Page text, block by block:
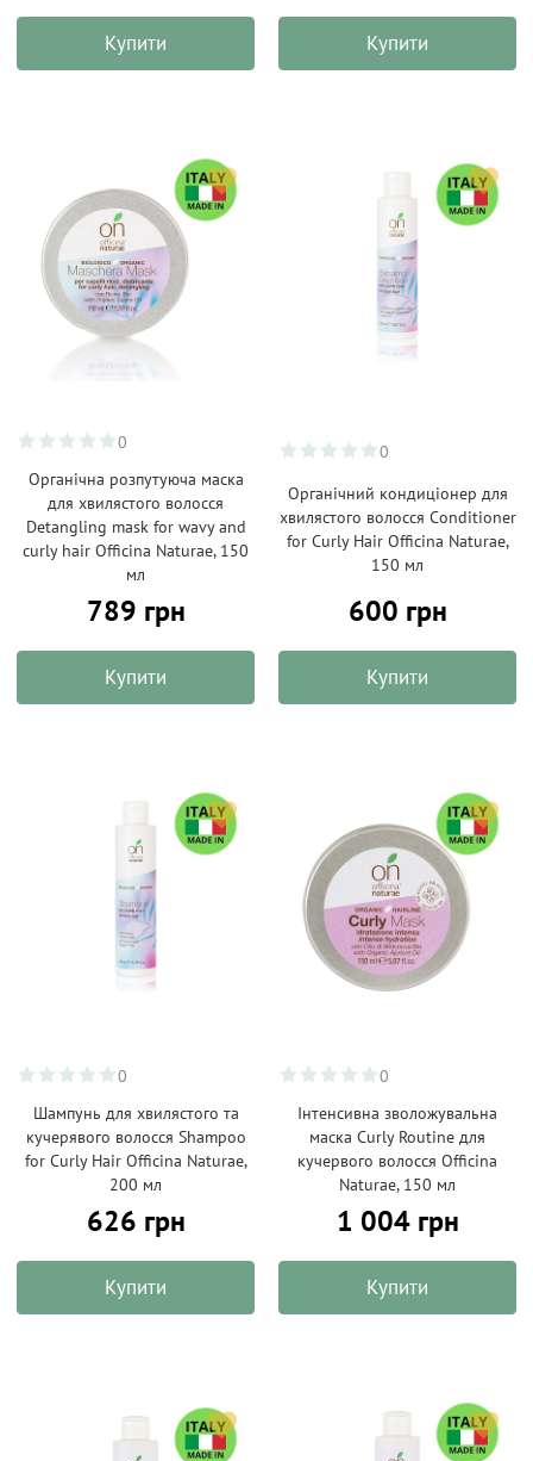
Купити Купити
0
Органічна розпутуюча маска
для хвилястого волосся
Detangling mask for wavy and
curly hair Officina Naturae, 150
мл
789 грн
Купити
0
Органічний кондиціонер для
хвилястого волосся Conditioner
for Curly Hair Officina Naturae,
150 мл
600 грн
Купити
0
Шампунь для хвилястого та
кучерявого волосся Shampoo
for Curly Hair Officina Naturae,
200 мл
626 грн
Купити
0
Інтенсивна зволожувальна
маска Curly Routine для
кучервого волосся Officina
Naturae, 150 мл
1 004 грн
Купити